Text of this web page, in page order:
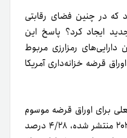
که در چنین فضای رقابتی
ایجاد کرد؟ پاسخ این
رمزارزی مربوط
قرضه خزانه‌داری آمریکا
برای اوراق قرضه موسوم
به I که بین ماه‌های می و اکتبر ۲۰۲۴ منتشر شده، ۴/۲۸ درصد